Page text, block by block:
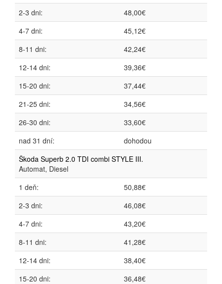
2-3 dni:
48,00€
4-7 dni:
45,12€
8-11 dni:
42,24€
12-14 dni:
39,36€
15-20 dni:
37,44€
21-25 dni:
34,56€
26-30 dni:
33,60€
nad 31 dní:
dohodou
Škoda Superb 2.0 TDI combi STYLE III.
Automat, Diesel
1 deň:
50,88€
2-3 dni:
46,08€
4-7 dni:
43,20€
8-11 dni:
41,28€
12-14 dni:
38,40€
15-20 dni:
36,48€